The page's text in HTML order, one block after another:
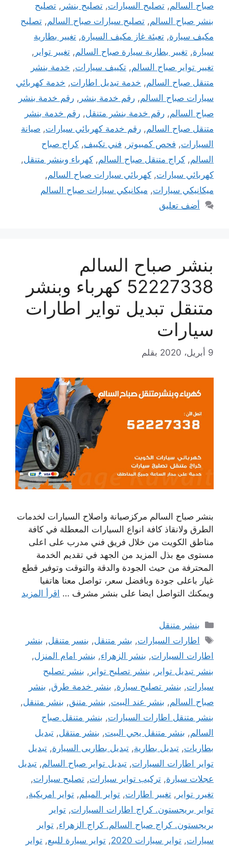
صباح السالم, تصليح السيارات, تصليح بنشر , تصليح
بنشر صباح السالم, تصليح سيارات صباح السالم, تصليح
مكيف سيارة, تعبئة غاز مكيف السيارة, تغيير بطارية
سيارة, تغيير بطارية سيارة صباح السالم, تغيير تواير ,
تغيير تواير صباح السالم, تكييف سيارات, خدمة بنشر
متنقل صباح السالم, خدمة تبديل اطارات, خدمة كهربائي
سيارات صباح السالم, رقم خدمة بنشر , رقم خدمة بنشر
صباح السالم, رقم خدمة بنشر متنقل, رقم خدمة بنشر
متنقل صباح السالم, رقم خدمة كهربائي سيارات, صيانة
السيارات, فحص كمبيوتر , فني تكييف, كراج صباح
السالم, كراج متنقل صباح السالم, كهرباء وبنشر متنقل,
كهربائي سيارات, كهربائي سيارات صباح السالم,
ميكانيكي سيارات, ميكانيكي سيارات صباح السالم
أضف تعليق
بنشر صباح السالم
52227338 كهرباء وبنشر
متنقل تبديل تواير اطارات
سيارات
9 أبريل، 2020 بقلم
بنشر صباح السالم مركزصيانة واصلاح السيارات لخدمات
الطرق ولانقاذ كافة انواع السيارات المعطلة في كافة
مناطق الكويت من خلال فريق فني مدرب على اعلى
مستوى مع بذل المزيد من الجهد في تقديم الخدمة
المحترفة من حيث الجودة والدقة والتوقت وتوفير قطع
غيار باعلى جودة وبافضل سعر، تواصل معنا هاتفيا
ويمكنك التواصل ايضا على بنشر مشرف … اقرأ المزيد
التصنيفات
بنشر متنقل
الوسوم
اطارات السيارات, بشر متنقل, بنسر متنقل, بنشر
اطارات السيارات, بنشر الزهراء, بنشر امام المنزل,
بنشر تبديل تواير , بنشر تصليح تواير , بنشر تصليح
سيارات, بنشر تصليح سيارة, بنشر خدمة طرق, بنشر
صباح السالم, بنشر عند البيت, بنشر متنق, بنشر متنقل,
بنشر متنقل اطارات السيارات, بنشر متنقل صباح
السالم, بنشر متنقل يجي البيت, بنشر منتقل, تبديل
بطاريات, تبديل بطارية, تبديل بطاريى السيارة, تبديل
تواير اطارات السيارات, تبديل تواير صباح السالم, تبديل
عجلات سيارة, تركيب تواير سيارات, تصليح سيارات,
تغيرر تواير , تغيير اطارات, تواير الميلم, تواير امريكية,
تواير بريجستون. كراج اطارات السيارات, تواير
بريجستون. كراج صباح السالم. كراج الزهراء, تواير
سيارات, تواير سيارات 2020 , تواير سيارة للبيع, تواير